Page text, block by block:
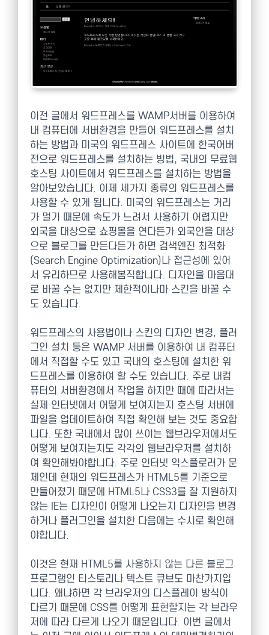
이전 글에서 워드프레스를 WAMP서버를 이용하여
내 컴퓨터에 서버환경을 만들어 워드프레스를 설치
하는 방법과 미국의 워드프레스 사이트에 한국어버
전으로 워드프레스를 설치하는 방법, 국내의 무료웹
호스팅 사이트에서 워드프레스를 설치하는 방법을
알아보았습니다. 이제 세가지 종류의 워드프레스를
사용할 수 있게 됩니다. 미국의 워드프레스는 거리
가 멀기 때문에 속도가 느려서 사용하기 어렵지만
외국을 대상으로 쇼핑몰을 연다든가 외국인을 대상
으로 블로그를 만든다든가 하면 검색엔진 최적화
(Search Engine Optimization)나 접근성에 있어
서 유리하므로 사용해봄직합니다. 디자인을 마음대
로 바꿀 수는 없지만 제한적이나마 스킨을 바꿀 수
도 있습니다.
워드프레스의 사용법이나 스킨의 디자인 변경, 플러
그인 설치 등은 WAMP 서버를 이용하여 내 컴퓨터
에서 직접할 수도 있고 국내의 호스팅에 설치한 워
드프레스를 이용하여 할 수도 있습니다. 주로 내컴
퓨터의 서버환경에서 작업을 하지만 때에 따라서는
실제 인터넷에서 어떻게 보여지는지 호스팅 서버에
파일을 업데이트하여 직접 확인해 보는 것도 중요합
니다. 또한 국내에서 많이 쓰이는 웹브라우저에서도
어떻게 보여지는지도 각각의 웹브라우저를 설치하
여 확인해봐야합니다. 주로 인터넷 익스플로러가 문
제인데 현재의 워드프레스가 HTML5를 기준으로
만들어졌기 때문에 HTML5나 CSS3를 잘 지원하지
않는 IE는 디자인이 어떻게 나오는지 디자인을 변경
하거나 플러그인을 설치한 다음에는 수시로 확인해
야합니다.
이것은 현재 HTML5를 사용하지 않는 다른 블로그
프로그램인 티스토리나 텍스트 큐브도 마찬가지입
니다. 왜냐하면 각 브라우저의 디스플레이 방식이
다르기 때문에 CSS를 어떻게 표현할지는 각 브라우
저에 따라 다르게 나오기 때문입니다. 이번 글에서